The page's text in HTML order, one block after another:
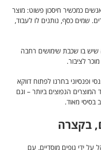
כמכשיר חיסכון פשוט: מוצר
שמים כסף, נותנים לו לעבוד,
שיש בו שכבת שימושים רחבה
לציבור.
ופנסיוני בחרנו לפתוח דווקא
הנפוצים ביותר – וגם
מאוד.
בקצרה
ידי גופים מוסדיים, עם